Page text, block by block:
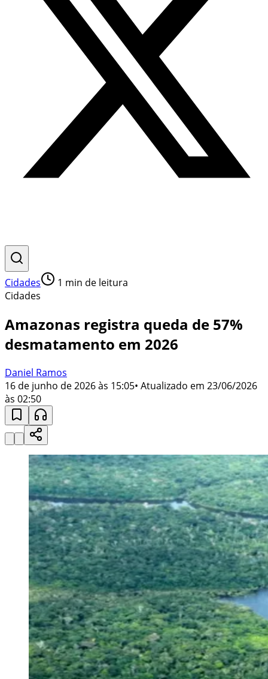
Cidades 1 min de leitura
Cidades
Amazonas registra queda de 57%
desmatamento em 2026
Daniel Ramos
16 de junho de 2026 às 15:05• Atualizado em 23/06/2026
às 02:50